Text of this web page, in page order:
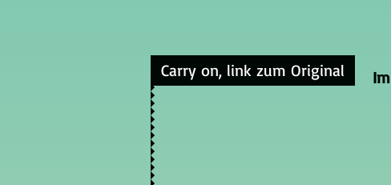
Carry on, link zum Original